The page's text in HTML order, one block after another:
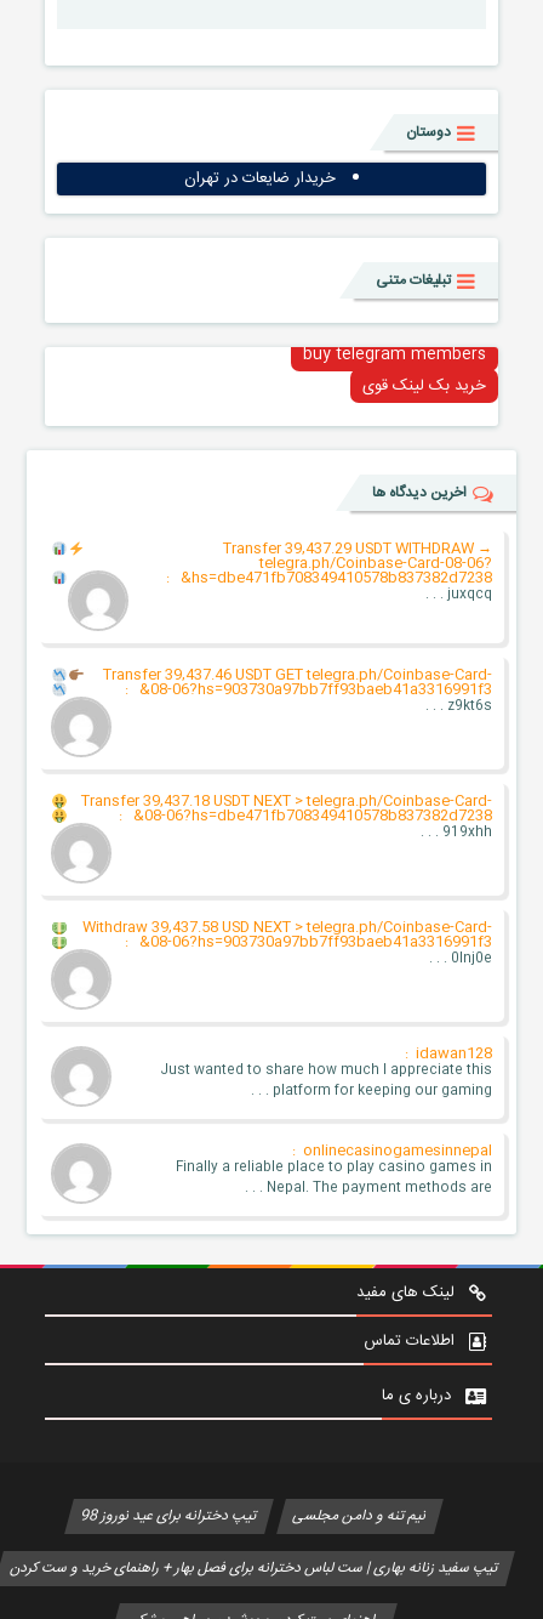
دوستان
خریدار ضایعات در تهران
تبلیغات متنی
buy telegram members
خرید بک لینک قوی
اخرین دیدگاه ها
Transfer 39,437.29 USDT WITHDRAW →
telegra.ph/Coinbase-Card-08-06?
hs=dbe471fb708349410578b837382d7238&
:
juxqcq . . .
Transfer 39,437.46 USDT GETtelegra.ph/Coinbase-Card-
08-06?hs=903730a97bb7ff93baeb41a3316991f3&
:
z9kt6s . . .
Transfer 39,437.18 USDT NEXT > telegra.ph/Coinbase-Card-
08-06?hs=dbe471fb708349410578b837382d7238&
:
919xhh . . .
Withdraw 39,437.58 USD NEXT > telegra.ph/Coinbase-Card-
08-06?hs=903730a97bb7ff93baeb41a3316991f3&
:
0lnj0e . . .
idawan128 :
Just wanted to share how much I appreciate this
platform for keeping our gaming . . .
onlinecasinogamesinnepal :
Finally a reliable place to play casino games in
Nepal. The payment methods are . . .
لینک های مفید
اطلاعات تماس
درباره ی ما
نیم تنه و دامن مجلسی تیپ دخترانه برای عید نوروز 98
تیپ سفید زنانه بهاری | ست لباس دخترانه برای فصل بهار + راهنمای خرید و ست کردن